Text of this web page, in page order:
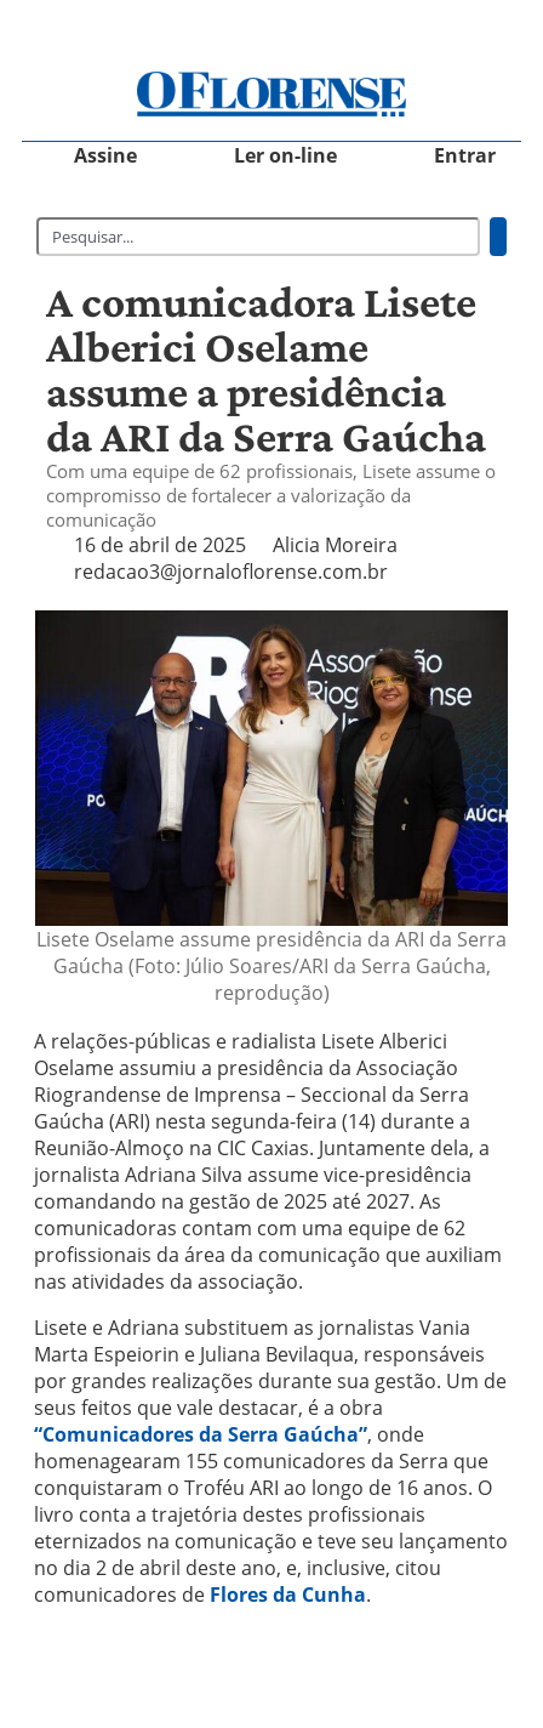
Assine Ler on-line Entrar
A comunicadora Lisete
Alberici Oselame
assume a presidência
da ARI da Serra Gaúcha
Com uma equipe de 62 profissionais, Lisete assume o
compromisso de fortalecer a valorização da
comunicação
16 de abril de 2025
Alicia Moreira
redacao3@jornaloflorense.com.br
Lisete Oselame assume presidência da ARI da Serra
Gaúcha (Foto: Júlio Soares/ARI da Serra Gaúcha,
reprodução)
A relações-públicas e radialista Lisete Alberici
Oselame assumiu a presidência da Associação
Riograndense de Imprensa – Seccional da Serra
Gaúcha (ARI) nesta segunda-feira (14) durante a
Reunião-Almoço na CIC Caxias. Juntamente dela, a
jornalista Adriana Silva assume vice-presidência
comandando na gestão de 2025 até 2027. As
comunicadoras contam com uma equipe de 62
profissionais da área da comunicação que auxiliam
nas atividades da associação.
Lisete e Adriana substituem as jornalistas Vania
Marta Espeiorin e Juliana Bevilaqua, responsáveis
por grandes realizações durante sua gestão. Um de
seus feitos que vale destacar, é a obra
“Comunicadores da Serra Gaúcha”, onde
homenagearam 155 comunicadores da Serra que
conquistaram o Troféu ARI ao longo de 16 anos. O
livro conta a trajetória destes profissionais
eternizados na comunicação e teve seu lançamento
no dia 2 de abril deste ano, e, inclusive, citou
comunicadores de Flores da Cunha.